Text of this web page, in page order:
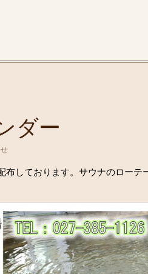
ダー
布しております。サウナのロー